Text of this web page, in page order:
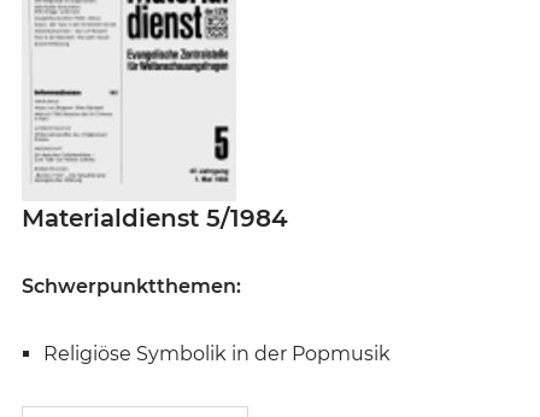
Materialdienst 5/1984
Schwerpunktthemen:
Religiöse Symbolik in der Popmusik